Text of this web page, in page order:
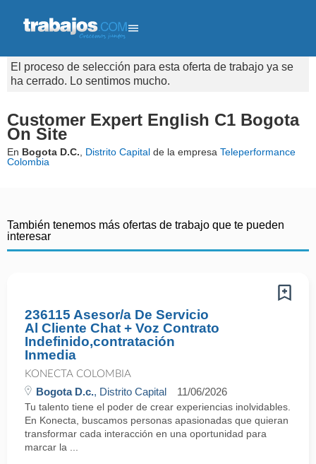
El proceso de selección para esta oferta de trabajo ya se
ha cerrado. Lo sentimos mucho.
Customer Expert English C1 Bogota
On Site
En Bogota D.C. Distrito Capital de la empresa Teleperformance
Colombia
También tenemos más ofertas de trabajo que te pueden
interesar
236115 Asesor/a De Servicio
Al Cliente Chat + Voz Contrato
Indefinido,contratación
Inmedia
KONECTA COLOMBIA
Bogota D.c., Distrito Capital 11/06/2026
Tu talento tiene el poder de crear experiencias inolvidables.
En Konecta, buscamos personas apasionadas que quieran
transformar cada interacción en una oportunidad para
marcar la ...